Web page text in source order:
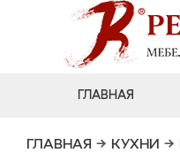
ГЛАВНАЯ
ГЛАВНАЯ → КУХНИ →